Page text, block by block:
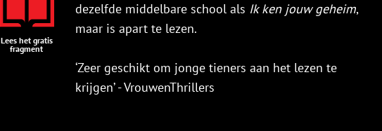
Lees het gratis
fragment
dezelfde middelbare school als Ik ken jouw geheim,
maar is apart te lezen.
‘Zeer geschikt om jonge tieners aan het lezen te
krijgen’ - VrouwenThrillers